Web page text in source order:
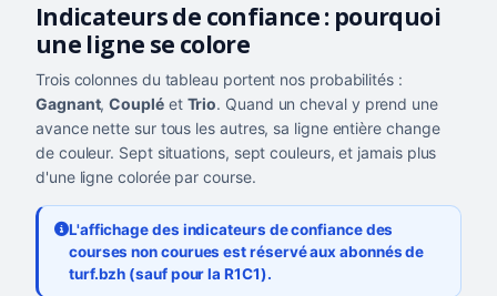
Indicateurs de confiance : pourquoi
une ligne se colore
Trois colonnes du tableau portent nos probabilités :
Gagnant,Coupléet Trio. Quand un cheval y prend une
avance nette sur tous les autres, sa ligne entière change
de couleur. Sept situations, sept couleurs, et jamais plus
d'une ligne colorée par course.
L'affichage des indicateurs de confiance des
courses non courues est réservé aux abonnés de
turf.bzh (sauf pour la R1C1).